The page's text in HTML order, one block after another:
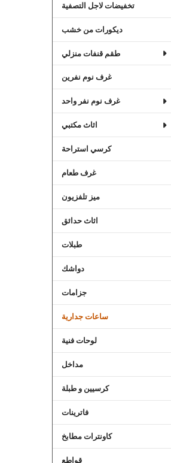
تخفيضات لاجل التصفية
ديكورات من خشب
طقم قنفات منزلي
غرف نوم نفرين
غرف نوم نفر واحد
اثاث مكتبي
كرسي استراحة
غرف طعام
ميز تلفزيون
اثاث حدائق
طبلات
دواشك
جزامات
ساعات جدارية
لوحات فنية
مداخل
كرسيين و طبلة
فاترينات
كاونترات مطابخ
قواطع